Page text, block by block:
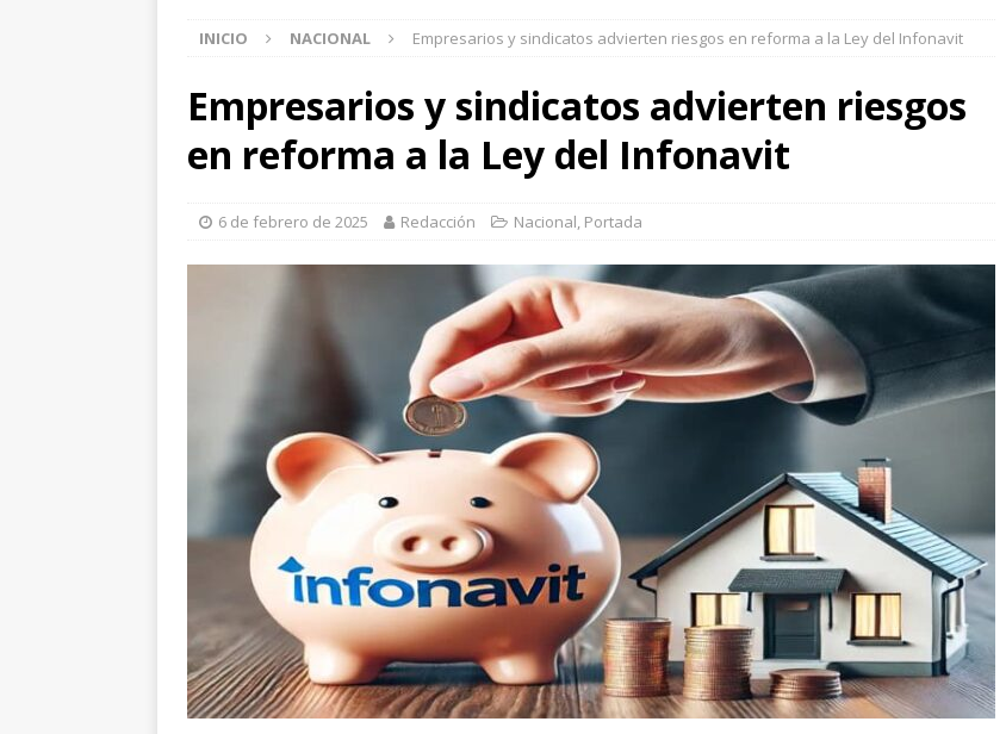
[ 8 de agosto de 2026 ] Hombre muere a bordo de una ambulancia de URGE tras sufrir un
paro cardíaco
ESTATAL
[ 8 de agosto de 2026 ]
*Pasaje al pasado *Se acabó la brigada *Del sueño al respaldo
ESTATAL
ESTATAL
[ 7 de agosto de 2026 ] Arrestan a 6 y aseguran 100 gramos de cristal
[ 8 de agosto de 2026 ] Invita Secretaría de Turismo a eventos de aventura y tradición este
fin de semana
ESTATAL
INICIO NACIONAL Empresarios y sindicatos advierten riesgos en reforma a la Ley del Infonavit
Empresarios y sindicatos advierten riesgos
en reforma a la Ley del Infonavit
6 de febrero de 2025 Redacción Nacional, Portada